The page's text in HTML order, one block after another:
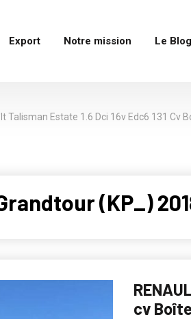
Export Notre mission Le Blog
Talisman Estate 1.6 Dci 16v Edc6 131 Cv
(KP_)
cv